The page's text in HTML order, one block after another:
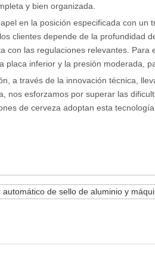
y bien organizada.
en la posición especificada con
clientes depende de la profundidad
las regulaciones relevantes.
inferior y la presión moderada,
a través de la innovación técnica,
nos esforzamos por superar las
de cerveza adoptan esta
automático de sello de aluminio y